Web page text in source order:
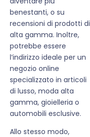
benestanti, o su
recensioni di prodotti di
alta gamma. Inoltre,
potrebbe essere
l’indirizzo ideale per un
negozio online
specializzato in articoli
di lusso, moda alta
gamma, gioielleria o
automobili esclusive.
Allo stesso modo,